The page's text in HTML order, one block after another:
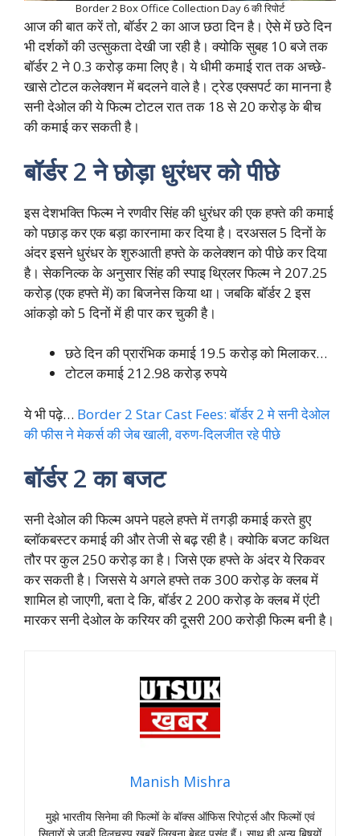
Border 2 Box Office Collection Day 6 की रिपोर्ट
आज की बात करें तो, बॉर्डर 2 का आज छठा दिन है। ऐसे में छठे दिन
भी दर्शकों की उत्सुकता देखी जा रही है। क्योकि सुबह 10 बजे तक
बॉर्डर 2 ने 0.3 करोड़ कमा लिए है। ये धीमी कमाई रात तक अच्छे-
खासे टोटल कलेक्शन में बदलने वाले है। ट्रेड एक्सपर्ट का मानना है
सनी देओल की ये फिल्म टोटल रात तक 18 से 20 करोड़ के बीच
की कमाई कर सकती है।
बॉर्डर 2 ने छोड़ा धुरंधर को पीछे
इस देशभक्ति फिल्म ने रणवीर सिंह की धुरंधर की एक हफ्ते की कमाई
को पछाड़ कर एक बड़ा कारनामा कर दिया है। दरअसल 5 दिनों के
अंदर इसने धुरंधर के शुरुआती हफ्ते के कलेक्शन को पीछे कर दिया
है। सेकनिल्क के अनुसार सिंह की स्पाइ थ्रिलर फिल्म ने 207.25
करोड़ (एक हफ्ते में) का बिजनेस किया था। जबकि बॉर्डर 2 इस
आंकड़ो को 5 दिनों में ही पार कर चुकी है।
छठे दिन की प्रारंभिक कमाई 19.5 करोड़ को मिलाकर…
टोटल कमाई 212.98 करोड़ रुपये
ये भी पढ़े… Border 2 Star Cast Fees: बॉर्डर 2 मे सनी देओल
की फीस ने मेकर्स की जेब खाली, वरुण-दिलजीत रहे पीछे
बॉर्डर 2 का बजट
सनी देओल की फिल्म अपने पहले हफ्ते में तगड़ी कमाई करते हुए
ब्लॉकबस्टर कमाई की और तेजी से बढ़ रही है। क्योकि बजट कथित
तौर पर कुल 250 करोड़ का है। जिसे एक हफ्ते के अंदर ये रिकवर
कर सकती है। जिससे ये अगले हफ्ते तक 300 करोड़ के क्लब में
शामिल हो जाएगी, बता दे कि, बॉर्डर 2 200 करोड़ के क्लब में एंटी
मारकर सनी देओल के करियर की दूसरी 200 करोड़ी फिल्म बनी है।
Manish Mishra
मुझे भारतीय सिनेमा की फिल्मों के बॉक्स ऑफिस रिपोर्ट्स और फिल्मों एवं
सितारों से जुड़ी दिलचस्प खबरें लिखना बेहद पसंद हैं। साथ ही अन्य बिषयों